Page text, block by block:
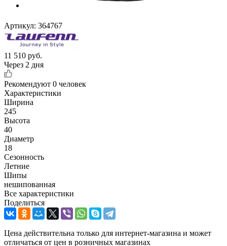
Артикул: 364767
11 510 руб.
Через 2 дня
Рекомендуют 0 человек
Характеристики
Ширина
245
Высота
40
Диаметр
18
Сезонность
Летние
Шипы
нешипованная
Все характеристики
Поделиться
Цена действительна только для интернет-магазина и может
отличаться от цен в розничных магазинах